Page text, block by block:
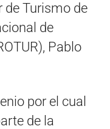
de Turismo de
de
Pablo
por el cual
de la